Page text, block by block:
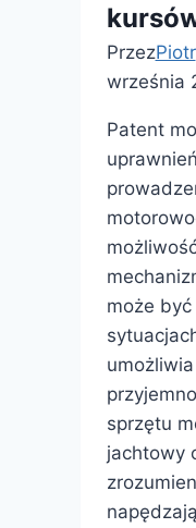
PrzezPiotr
września
Patent
może
sprzętu
jachtowy